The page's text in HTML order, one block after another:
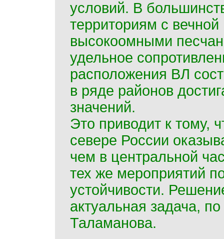
условий. В
территориям с
высокоомными
удельное
расположения ВЛ
в ряде районов
значений.
Это приводит к тому,
севере России
чем в центральной
тех же мероприятий
устойчивости.
актуальная задача,
Таламанова.